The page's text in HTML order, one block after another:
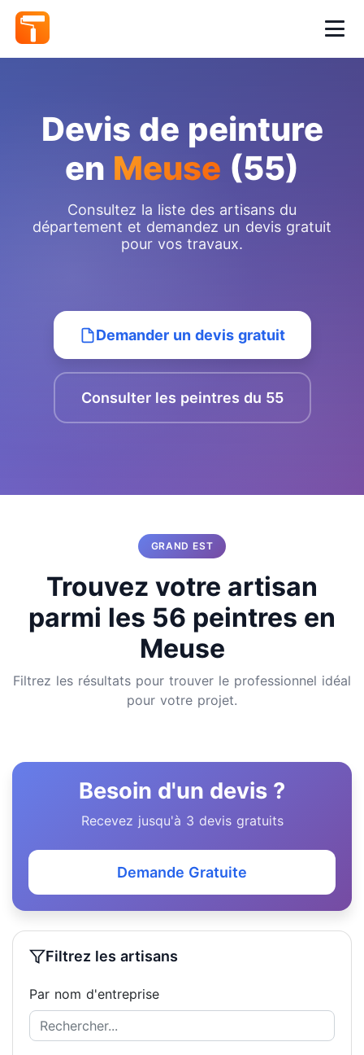
Devis de peinture
en Meuse (55)
Consultez la liste des artisans du
département et demandez un devis gratuit
pour vos travaux.
Demander un devis gratuit
Consulter les peintres du 55
GRAND EST
Trouvez votre artisan
parmi les 56 peintres en
Meuse
Filtrez les résultats pour trouver le professionnel idéal
pour votre projet.
Besoin d'un devis ?
Recevez jusqu'à 3 devis gratuits
Demande Gratuite
Filtrez les artisans
Par nom d'entreprise